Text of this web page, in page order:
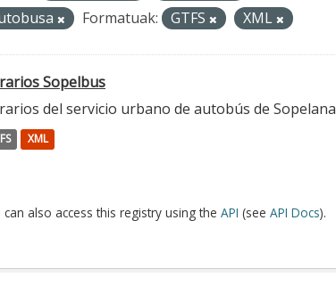
Formatuak: GTFS XML
Sopelbus
del servicio urbano de autobús de Sopelana
XML
can also access this registry using the API (see API Docs).